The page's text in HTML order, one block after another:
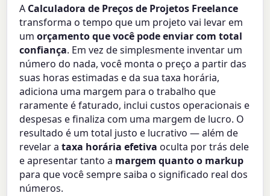
A Calculadora de Preços de Projetos Freelance
transforma o tempo que um projeto vai levar em
umorçamento que você pode enviar com total
confiança. Em vez de simplesmente inventar um
número do nada, você monta o preço a partir das
suas horas estimadas e da sua taxa horária,
adiciona uma margem para o trabalho que
raramente é faturado, inclui custos operacionais e
despesas e finaliza com uma margem de lucro. O
resultado é um total justo e lucrativo — além de
revelar ataxa horária efetiva oculta por trás dele
e apresentar tanto a margem quanto o markup
para que você sempre saiba o significado real dos
números.